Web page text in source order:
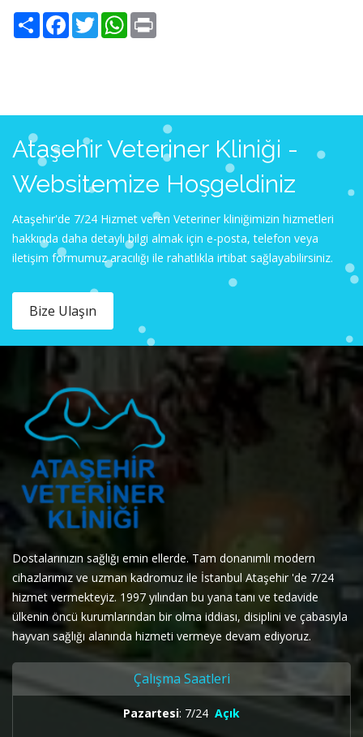
Share Facebook
TwitterWhatsApp
Ataşehir Veteriner Kliniği -
Websitemize Hoşgeldiniz
Ataşehir'de 7/24 Hizmet veren Veteriner kliniğimizin hizmetleri
hakkında daha detaylı bilgi almak için e-posta, telefon veya
iletişim formumuz aracılığı ile rahatlıkla irtibat sağlayabilirsiniz.
Bize Ulaşın
Dostalarınızın sağlığı emin ellerde. Tam donanımlı modern
cihazlarımız ve uzman kadromuz ile İstanbul Ataşehir 'de 7/24
hizmet vermekteyiz. 1997 yılından bu yana tanı ve tedavide
ülkenin öncü kurumlarından bir olma iddiası, disiplini ve çabasıyla
hayvan sağlığı alanında hizmeti vermeye devam ediyoruz.
Çalışma Saatleri
Pazartesi: 7/24 Açık